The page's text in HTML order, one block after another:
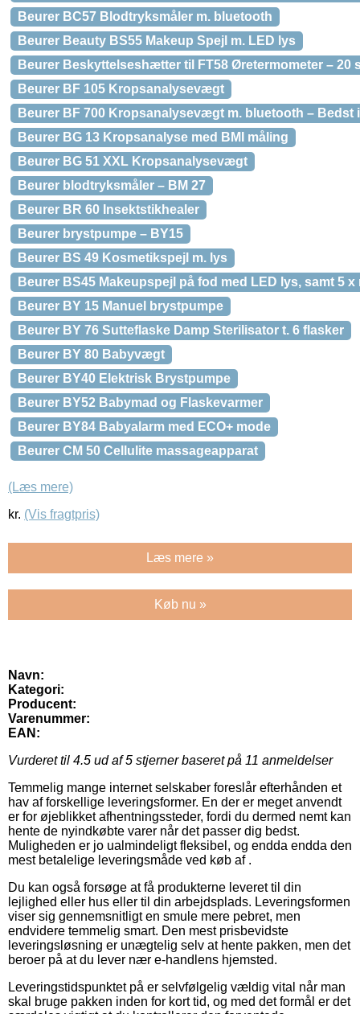
Beurer BC57 Blodtryksmåler m. bluetooth
Beurer Beauty BS55 Makeup Spejl m. LED lys
Beurer Beskyttelseshætter til FT58 Øretermometer – 20
Beurer BF 105 Kropsanalysevægt
Beurer BF 700 Kropsanalysevægt m. bluetooth – Bedst
Beurer BG 13 Kropsanalyse med BMI måling
Beurer BG 51 XXL Kropsanalysevægt
Beurer blodtryksmåler – BM 27
Beurer BR 60 Insektstikhealer
Beurer brystpumpe – BY15
Beurer BS 49 Kosmetikspejl m. lys
Beurer BS45 Makeupspejl på fod med LED lys, samt 5
Beurer BY 15 Manuel brystpumpe
Beurer BY 76 Sutteflaske Damp Sterilisator t. 6 flasker
Beurer BY 80 Babyvægt
Beurer BY40 Elektrisk Brystpumpe
Beurer BY52 Babymad og Flaskevarmer
Beurer BY84 Babyalarm med ECO+ mode
Beurer CM 50 Cellulite massageapparat
(Læs mere)
kr. (Vis fragtpris)
Læs mere »
Køb nu »
Navn:
Kategori:
Producent:
Varenummer:
EAN:
Vurderet til 4.5 ud af 5 stjerner baseret på 11 anmeldelser
Temmelig mange internet selskaber foreslår efterhånden et
hav af forskellige leveringsformer. En der er meget anvendt
er for øjeblikket afhentningssteder, fordi du dermed nemt kan
hente de nyindkøbte varer når det passer dig bedst.
Muligheden er jo ualmindeligt fleksibel, og endda endda den
mest betalelige leveringsmåde ved køb af .
Du kan også forsøge at få produkterne leveret til din
lejlighed eller hus eller til din arbejdsplads. Leveringsformen
viser sig gennemsnitligt en smule mere pebret, men
endvidere temmelig smart. Den mest prisbevidste
leveringsløsning er unægtelig selv at hente pakken, men det
beroer på at du lever nær e-handlens hjemsted.
Leveringstidspunktet på er selvfølgelig vældig vital når man
skal bruge pakken inden for kort tid, og med det formål er det